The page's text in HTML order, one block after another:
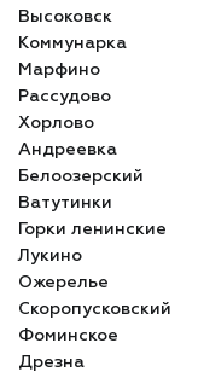
Высоковск
Коммунарка
Марфино
Рассудово
Хорлово
Андреевка
Белоозерский
Ватутинки
Горки ленинские
Лукино
Ожерелье
Скоропусковский
Фоминское
Дрезна